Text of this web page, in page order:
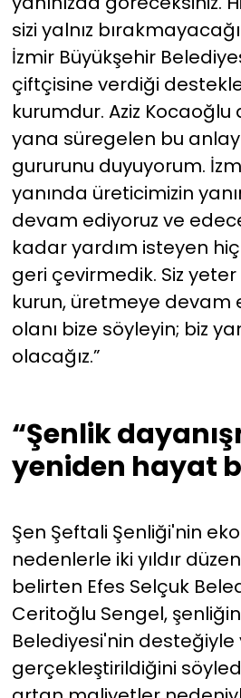
sizi yalnız
İzmir Büyükşehir
çiftçisine verdiği
kurumdur. Aziz
yana süregelen bu
gururunu duyuyorum.
yanında üreticimizin
devam ediyoruz ve
kadar yardım isteyen
geri çevirmedik. Siz
kurun, üretmeye devam
olanı bize söyleyin; biz
olacağız.”
“Şenlik
yeniden hayat
Şen Şeftali Şenliği'nin
nedenlerle iki yıldır
belirten Efes Selçuk
Ceritoğlu Sengel,
Belediyesi'nin desteğiyle
gerçekleştirildiğini